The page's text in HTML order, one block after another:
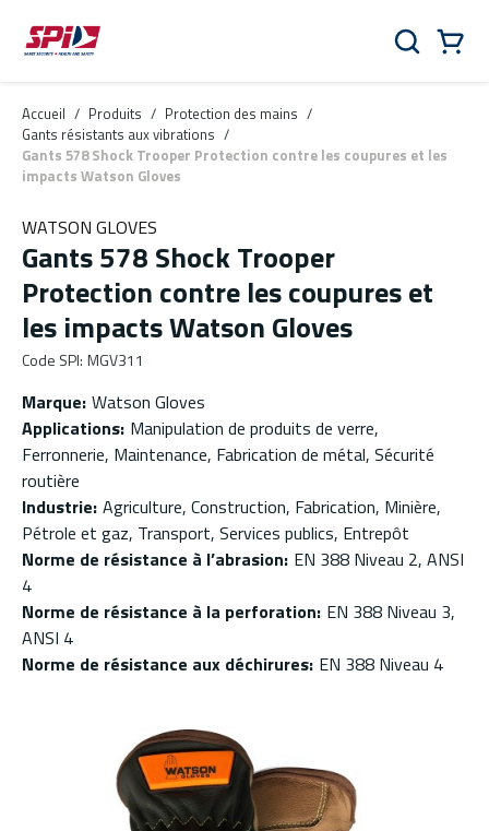
Aller au contenu principal
Skip to menu
Skip to footer
Rechercher
Accueil / Produits / Protection des mains /
Gants résistants aux vibrations /
Gants 578 Shock Trooper Protection contre les coupures et les
impacts Watson Gloves
WATSON GLOVES
Gants 578 Shock Trooper
Protection contre les coupures et
les impacts Watson Gloves
Code SPI: MGV311
Marque: Watson Gloves
Applications: Manipulation de produits de verre,
Ferronnerie, Maintenance, Fabrication de métal, Sécurité
routière
Industrie: Agriculture, Construction, Fabrication, Minière,
Pétrole et gaz, Transport, Services publics, Entrepôt
Norme de résistance à l’abrasion: EN 388 Niveau 2, ANSI
4
Norme de résistance à la perforation: EN 388 Niveau 3,
ANSI 4
Norme de résistance aux déchirures: EN 388 Niveau 4